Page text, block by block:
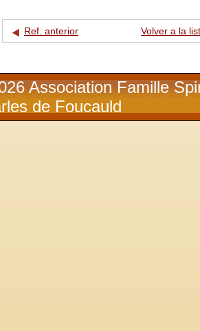
Ref. anterior Volver a la
Association Famille
de Foucauld